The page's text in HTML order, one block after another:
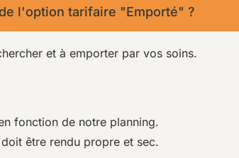
l'option tarifaire "Emporté" ?
et à emporter par vos soins.
fonction de notre planning.
être rendu propre et sec.